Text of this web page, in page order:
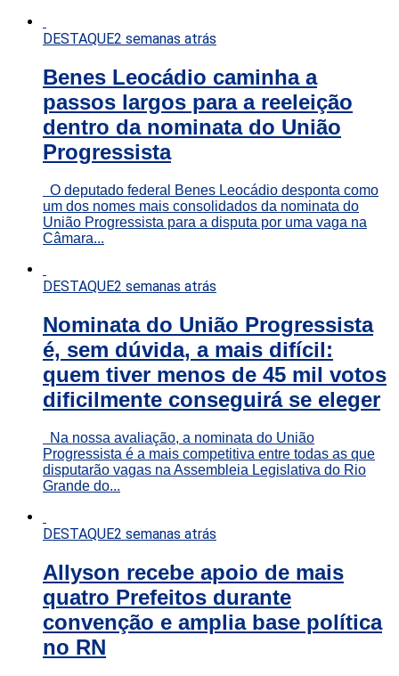
DESTAQUE2 semanas atrás
Benes Leocádio caminha a
passos largos para a reeleição
dentro da nominata do União
Progressista
O deputado federal Benes Leocádio desponta como
um dos nomes mais consolidados da nominata do
União Progressista para a disputa por uma vaga na
Câmara...
DESTAQUE2 semanas atrás
Nominata do União Progressista
é, sem dúvida, a mais difícil:
quem tiver menos de 45 mil votos
dificilmente conseguirá se eleger
Na nossa avaliação, a nominata do União
Progressista é a mais competitiva entre todas as que
disputarão vagas na Assembleia Legislativa do Rio
Grande do...
DESTAQUE2 semanas atrás
Allyson recebe apoio de mais
quatro Prefeitos durante
convenção e amplia base política
no RN